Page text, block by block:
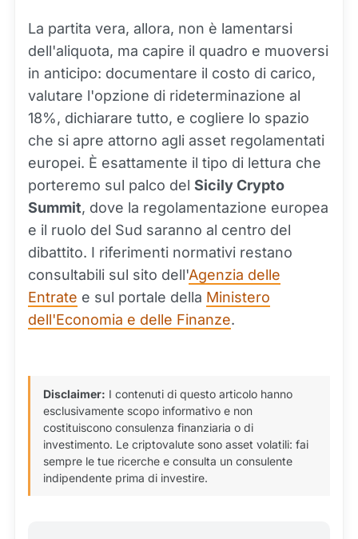
La partita vera, allora, non è lamentarsi
dell'aliquota, ma capire il quadro e muoversi
in anticipo: documentare il costo di carico,
valutare l'opzione di rideterminazione al
18%, dichiarare tutto, e cogliere lo spazio
che si apre attorno agli asset regolamentati
europei. È esattamente il tipo di lettura che
porteremo sul palco del Sicily Crypto
Summit, dove la regolamentazione europea
e il ruolo del Sud saranno al centro del
dibattito. I riferimenti normativi restano
consultabili sul sito dell'Agenzia delle
Entrate e sul portale della Ministero
dell'Economia e delle Finanze.
Disclaimer: I contenuti di questo articolo hanno
esclusivamente scopo informativo e non
costituiscono consulenza finanziaria o di
investimento. Le criptovalute sono asset volatili: fai
sempre le tue ricerche e consulta un consulente
indipendente prima di investire.